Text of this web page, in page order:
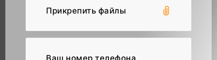
Прикрепить файлы